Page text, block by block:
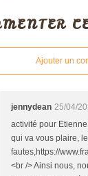
Ajouter un
jennydean 25/04/
activité pour
qui va vous plaire,
fautes,https://
<br /> Ainsi nous,